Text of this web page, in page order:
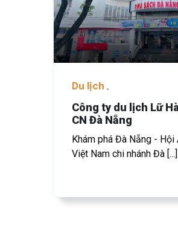
Du lịch
Công ty du lịch Lữ
CN Đà Nẵng
Khám phá Đà Nẵng - Hội
Việt Nam chi nhánh Đà [...]